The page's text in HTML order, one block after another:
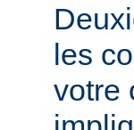
les
votre